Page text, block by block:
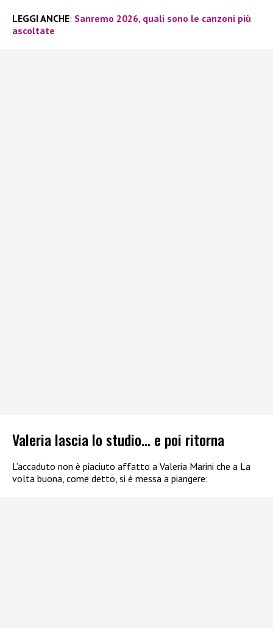
LEGGI ANCHE: Sanremo 2026, quali sono le canzoni più
ascoltate
Valeria lascia lo studio… e poi ritorna
L’accaduto non è piaciuto affatto a Valeria Marini che a La
volta buona, come detto, si è messa a piangere: